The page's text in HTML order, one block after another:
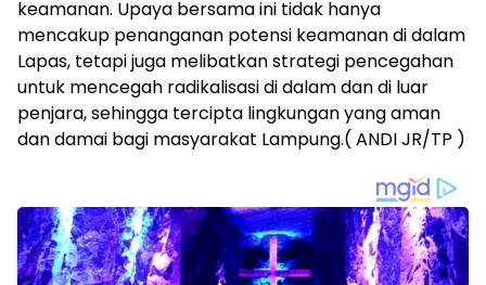
keamanan. Upaya bersama ini tidak hanya
mencakup penanganan potensi keamanan di dalam
Lapas, tetapi juga melibatkan strategi pencegahan
untuk mencegah radikalisasi di dalam dan di luar
penjara, sehingga tercipta lingkungan yang aman
dan damai bagi masyarakat Lampung.( ANDI JR/TP )